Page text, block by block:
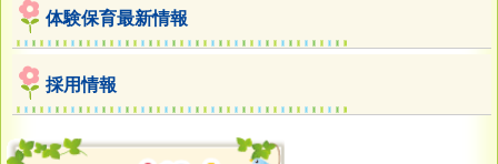
体験保育最新情報
採用情報